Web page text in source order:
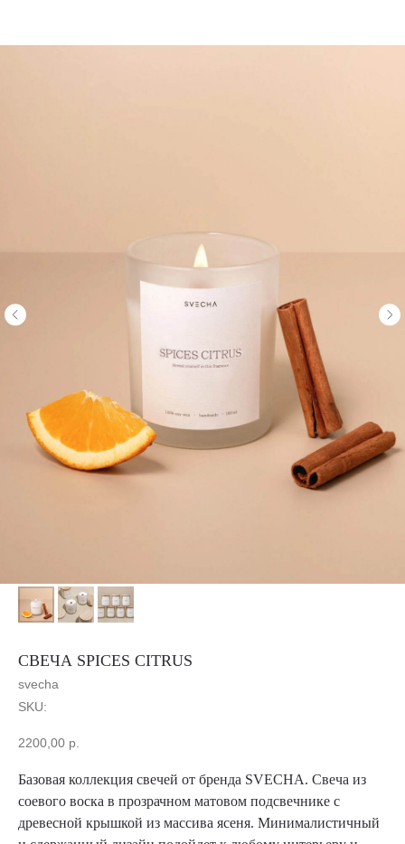
СВЕЧА SPICES CITRUS
svecha
SKU:
2200,00 р.
Базовая коллекция свечей от бренда SVECHA. Свеча из
соевого воска в прозрачном матовом подсвечнике с
древесной крышкой из массива ясеня. Минималистичный